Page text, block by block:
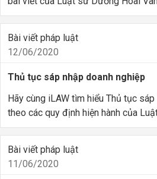
Bài viết pháp luật
12/06/2020
Thủ tục sáp nhập doanh nghiệp
Hãy cùng iLAW tìm hiểu Thủ tục
theo các quy định hiện hành của
Bài viết pháp luật
11/06/2020